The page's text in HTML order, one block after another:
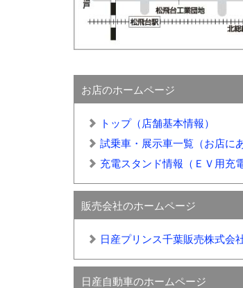
お店のホームページ
トップ（店舗基本情報）
試乗車・展示車一覧（お店に
充電スタンド情報（ＥＶ用充
販売会社のホームページ
日産プリンス千葉販売株式会
日産自動車のホームページ